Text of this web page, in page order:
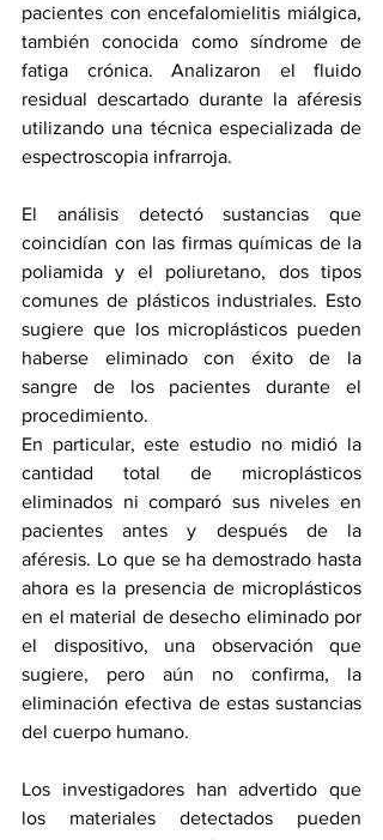
pacientes con encefalomielitis miálgica,
también conocida como síndrome de
fatiga crónica. Analizaron el fluido
residual descartado durante la aféresis
utilizando una técnica especializada de
espectroscopia infrarroja.
El análisis detectó sustancias que
coincidían con las firmas químicas de la
poliamida y el poliuretano, dos tipos
comunes de plásticos industriales. Esto
sugiere que los microplásticos pueden
haberse eliminado con éxito de la
sangre de los pacientes durante el
procedimiento.
En particular, este estudio no midió la
cantidad total de microplásticos
eliminados ni comparó sus niveles en
pacientes antes y después de la
aféresis. Lo que se ha demostrado hasta
ahora es la presencia de microplásticos
en el material de desecho eliminado por
el dispositivo, una observación que
sugiere, pero aún no confirma, la
eliminación efectiva de estas sustancias
del cuerpo humano.
Los investigadores han advertido que
los materiales detectados pueden